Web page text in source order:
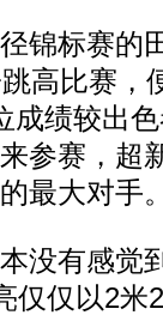
标赛的
高比赛，
成绩较出
参赛，超
最大对手
有感觉
仅仅以2米